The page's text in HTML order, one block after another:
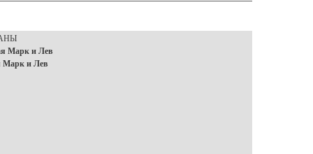
Марк и Лев
Марк и Лев